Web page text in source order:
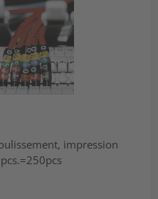
impression